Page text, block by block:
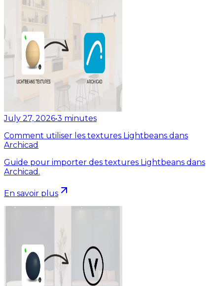
July 27, 2026•3 minutes
Comment utiliser les textures Lightbeans dans
Archicad
Guide pour importer des textures Lightbeans dans
Archicad.
En savoir plus